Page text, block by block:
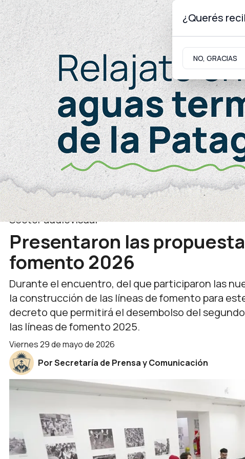
Jueves 6deAgostode 2026
Neuquinidad Gabinete Turismo
Juventud
Sector audiovisual
Presentaron las
fomento 2026
Durante el encuentro, del que participaron las
la construcción de las líneas de fomento para
decreto que permitirá el desembolso del
las líneas de fomento 2025.
viernes 29 de mayo de 2026
Por Secretaría de Prensa y Comunicación
¿Querés
NO, GRACIAS